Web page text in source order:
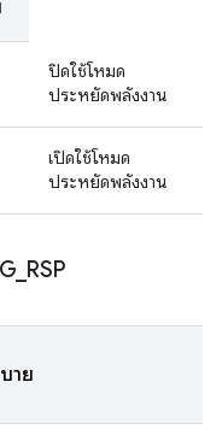
ปิดใช้โหมด
ประหยัดพลังงาน
เปิดใช้โหมด
ประหยัดพลังงาน
RSP
าย